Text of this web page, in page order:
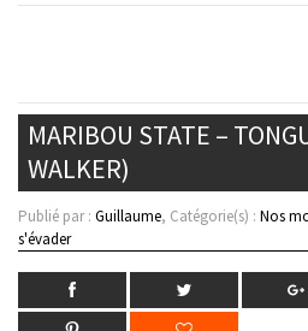
MARIBOU STATE –
WALKER)
Publié par : Guillaume, Catégorie(s) : Nos
s'évader